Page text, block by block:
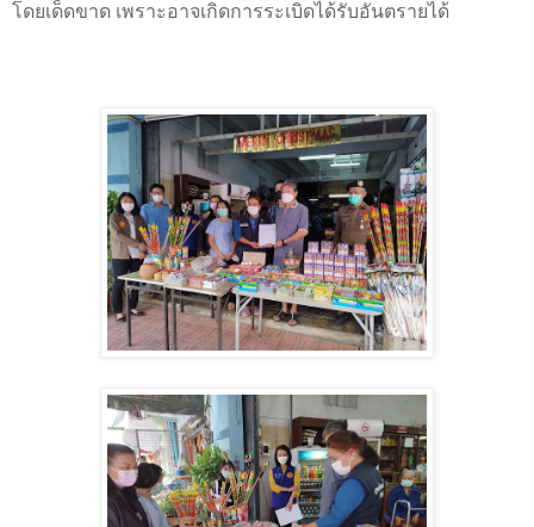
โดยเด็ดขาด เพราะอาจเกิดการระเบิดได้รับอันตรายได้